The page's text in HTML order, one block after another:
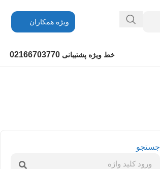
ویژه همکاران
خط ویژه پشتیبانی 02166703770
جستجو